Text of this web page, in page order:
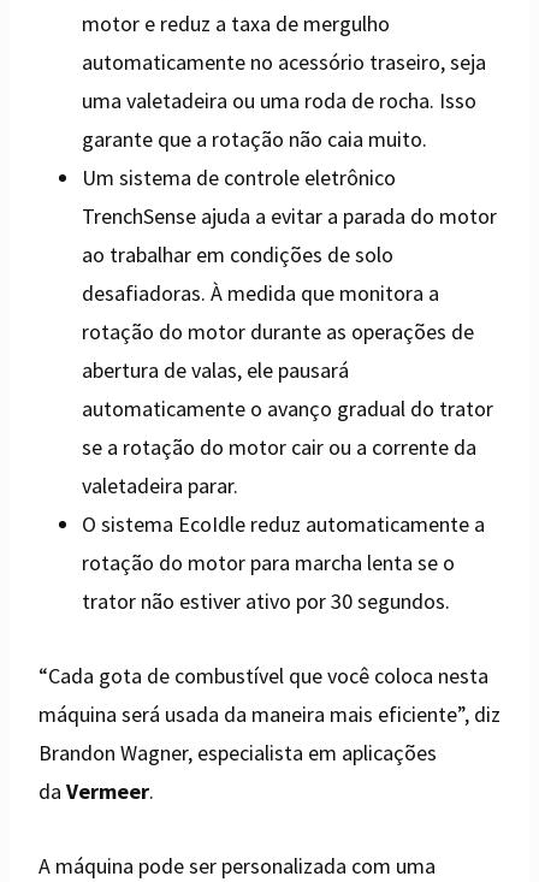
motor e reduz a taxa de mergulho
automaticamente no acessório traseiro, seja
uma valetadeira ou uma roda de rocha. Isso
garante que a rotação não caia muito.
Um sistema de controle eletrônico
TrenchSense ajuda a evitar a parada do motor
ao trabalhar em condições de solo
desafiadoras. À medida que monitora a
rotação do motor durante as operações de
abertura de valas, ele pausará
automaticamente o avanço gradual do trator
se a rotação do motor cair ou a corrente da
valetadeira parar.
O sistema EcoIdle reduz automaticamente a
rotação do motor para marcha lenta se o
trator não estiver ativo por 30 segundos.
“Cada gota de combustível que você coloca nesta
máquina será usada da maneira mais eficiente”, diz
Brandon Wagner, especialista em aplicações
da Vermeer.
A máquina pode ser personalizada com uma